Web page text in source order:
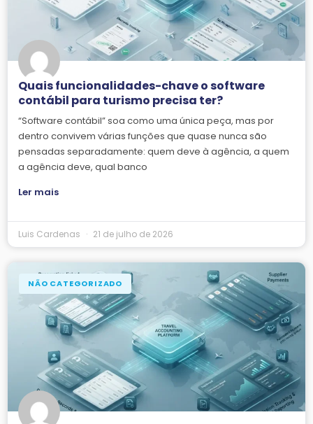
Quais funcionalidades-chave o software
contábil para turismo precisa ter?
“Software contábil” soa como uma única peça, mas por
dentro convivem várias funções que quase nunca são
pensadas separadamente: quem deve à agência, a quem
a agência deve, qual banco
Ler mais
Luis Cardenas 21 de julho de 2026
NÃO CATEGORIZADO